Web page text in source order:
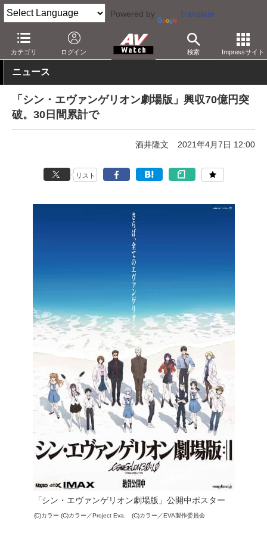
Powered by Translate
カテゴリ ログイン 検索 Impressサイト
AV Watch コンテンツ・サービス 映画 映画作品
ニュース
「シン・エヴァンゲリオン劇場版」興収70億円突
破。30日間累計で
酒井隆文 2021年4月7日 12:00
リスト
「シン・エヴァンゲリオン劇場版」公開中ポスター
(C)カラー (C)カラー／Project Eva. (C)カラー／EVA製作委員会